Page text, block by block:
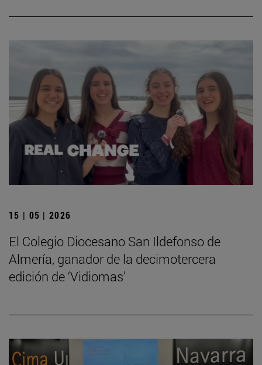
15 | 05 | 2026
El Colegio Diocesano San Ildefonso de
Almería, ganador de la decimotercera
edición de ‘Vidiomas’